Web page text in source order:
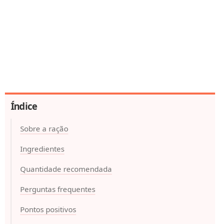
Índice
Sobre a ração
Ingredientes
Quantidade recomendada
Perguntas frequentes
Pontos positivos